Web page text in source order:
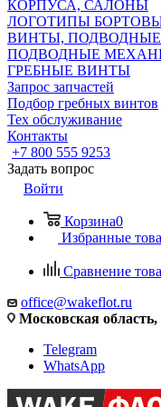
КОРПУСА, САЛОНЫ
ЛОГОТИПЫ
ВИНТЫ,
ПОДВОДНЫЕ
ГРЕБНЫЕ ВИНТЫ
Запрос запчастей
Подбор гребных винтов
Тех обслуживание
Контакты
+7 800 555 9253
Задать вопрос
Войти
Корзина0
Избранные
Сравнение
office@wakeflot.ru
Московская
Telegram
WhatsApp